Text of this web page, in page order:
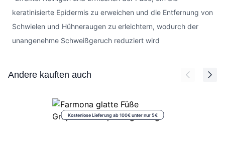
keratinisierte Epidermis zu erweichen und die Entfernung von
Schwielen und Hühneraugen zu erleichtern, wodurch der
unangenehme Schweißgeruch reduziert wird
Press to skip carousel
Andere kauften auch
Kostenlose Lieferung ab 100€ unter nur 5€